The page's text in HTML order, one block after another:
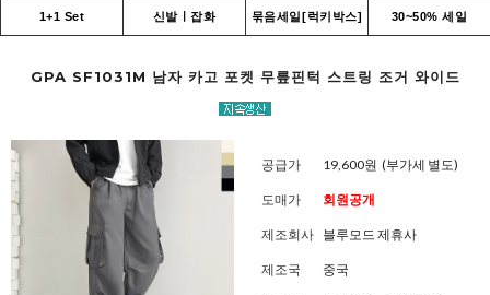
1+1 Set 신발ㅣ잡화 묶음세일[럭키박스] 30~50% 세일
GPA SF1031M 남자 카고 포켓 무릎핀턱 스트링 조거 와이드
공급가 19,600원 (부가세 별도)
도매가 회원공개
제조회사 블루모드 제휴사
제조국 중국